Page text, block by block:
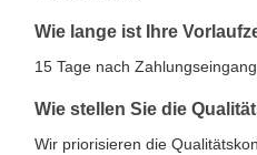
Wie lange ist Ihre
15 Tage nach
Wie stellen Sie die
Wir priorisieren die